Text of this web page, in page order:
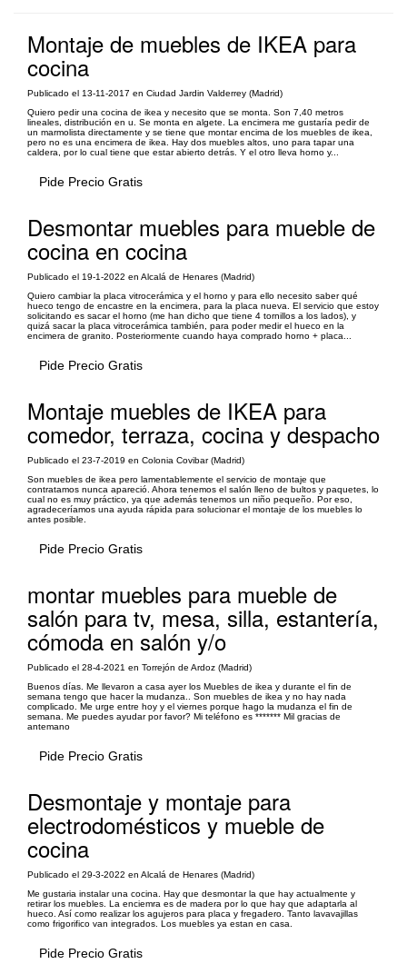
Montaje de muebles de IKEA para
cocina
Publicado el 13-11-2017 en Ciudad Jardin Valderrey (Madrid)
Quiero pedir una cocina de ikea y necesito que se monta. Son 7,40 metros
lineales, distribución en u. Se monta en algete. La encimera me gustaría pedir de
un marmolista directamente y se tiene que montar encima de los muebles de ikea,
pero no es una encimera de ikea. Hay dos muebles altos, uno para tapar una
caldera, por lo cual tiene que estar abierto detrás. Y el otro lleva horno y...
Pide Precio Gratis
Desmontar muebles para mueble de
cocina en cocina
Publicado el 19-1-2022 en Alcalá de Henares (Madrid)
Quiero cambiar la placa vitrocerámica y el horno y para ello necesito saber qué
hueco tengo de encastre en la encimera, para la placa nueva. El servicio que estoy
solicitando es sacar el horno (me han dicho que tiene 4 tornillos a los lados), y
quizá sacar la placa vitrocerámica también, para poder medir el hueco en la
encimera de granito. Posteriormente cuando haya comprado horno + placa...
Pide Precio Gratis
Montaje muebles de IKEA para
comedor, terraza, cocina y despacho
Publicado el 23-7-2019 en Colonia Covibar (Madrid)
Son muebles de ikea pero lamentablemente el servicio de montaje que
contratamos nunca apareció. Ahora tenemos el salón lleno de bultos y paquetes, lo
cual no es muy práctico, ya que además tenemos un niño pequeño. Por eso,
agradeceríamos una ayuda rápida para solucionar el montaje de los muebles lo
antes posible.
Pide Precio Gratis
montar muebles para mueble de
salón para tv, mesa, silla, estantería,
cómoda en salón y/o
Publicado el 28-4-2021 en Torrejón de Ardoz (Madrid)
Buenos días. Me llevaron a casa ayer los Muebles de ikea y durante el fin de
semana tengo que hacer la mudanza.. Son muebles de ikea y no hay nada
complicado. Me urge entre hoy y el viernes porque hago la mudanza el fin de
semana. Me puedes ayudar por favor? Mi teléfono es ******* Mil gracias de
antemano
Pide Precio Gratis
Desmontaje y montaje para
electrodomésticos y mueble de
cocina
Publicado el 29-3-2022 en Alcalá de Henares (Madrid)
Me gustaria instalar una cocina. Hay que desmontar la que hay actualmente y
retirar los muebles. La enciemra es de madera por lo que hay que adaptarla al
hueco. Así como realizar los agujeros para placa y fregadero. Tanto lavavajillas
como frigorifico van integrados. Los muebles ya estan en casa.
Pide Precio Gratis